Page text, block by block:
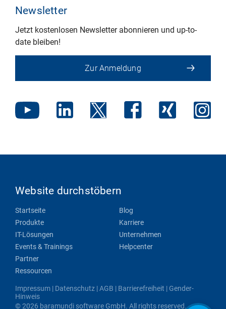
Newsletter
Jetzt kostenlosen Newsletter abonnieren und up-to-
date bleiben!
Zur Anmeldung
Website durchstöbern
Startseite
Produkte
IT-Lösungen
Events & Trainings
Partner
Ressourcen
Blog
Karriere
Unternehmen
Helpcenter
Impressum | Datenschutz |AGB | Barrierefreiheit | Gender-
Hinweis
© 2026 baramundi software GmbH. All rights reserved.